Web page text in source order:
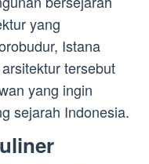
yang
Istana
tersebut
yang ingin
sejarah Indonesia.